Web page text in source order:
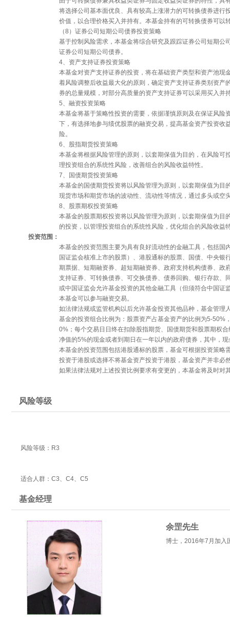
将选择公司基本面优良、具有较高上涨潜力的可转换债券进
价值，以合理价格买入并持有。本基金持有的可转换债券可以
（8）证券公司短期公司债券投资策略
基于控制风险需求，本基金将综合研究及跟踪证券公司短期
证券公司短期公司债券。
4、资产支持证券投资策略
本基金对资产支持证券的投资，将在基础资产类型和资产池
着风险调整后收益最大化的原则，确定资产支持证券类别资
券的总量规模，对部分高质量的资产支持证券可以采用买入并
5、融资投资策略
本基金将基于策略性投资的需要，依据谨慎原则及在保证风险
下，有选择地参与绩优股票的融资交易，提高基金资产投资
险。
6、股指期货投资策略
本基金将根据风险管理的原则，以套期保值为目的，在风险
理投资组合的系统性风险，改善组合的风险收益特性。
7、国债期货投资策略
本基金的国债期货投资将以风险管理为原则，以套期保值为
现货市场和期货市场的波动性、流动性等情况，通过多头或空
8、股票期权投资策略
本基金的股票期权投资将以风险管理为原则，以套期保值为
的投资，以管理投资组合的系统性风险，优化组合的风险收益
投资范围：
本基金的投资范围主要为具有良好流动性的金融工具，包括
国证监会核准上市的股票）、港股通标的股票、国债、中央
期票据、短期融资券、超短期融资券、政府支持机构债券、
支持证券、可转换债券、可交换债券、债券回购、银行存款
或中国证监会允许基金投资的其他金融工具（但须符合中国证
本基金可以参与融资交易。
如法律法规或监管机构以后允许基金投资其他品种，基金管理
基金的投资组合比例为：股票资产占基金资产的比例为5-50%
0%；每个交易日日终在扣除股指期货、国债期货和股票期权
净值的5%的现金或者到期日在一年以内的政府债券，其中，
本基金的投资范围包括港股通标的股票，基金可根据投资策
投资于港股或选择不将基金资产投资于港股，基金资产并非必
如果法律法规对上述投资比例要求有变更的，本基金将及时对
风险等级
风险等级：R3
适合人群：C3、C4、C5
基金经理
余罡先生
博士，2016年7月加入